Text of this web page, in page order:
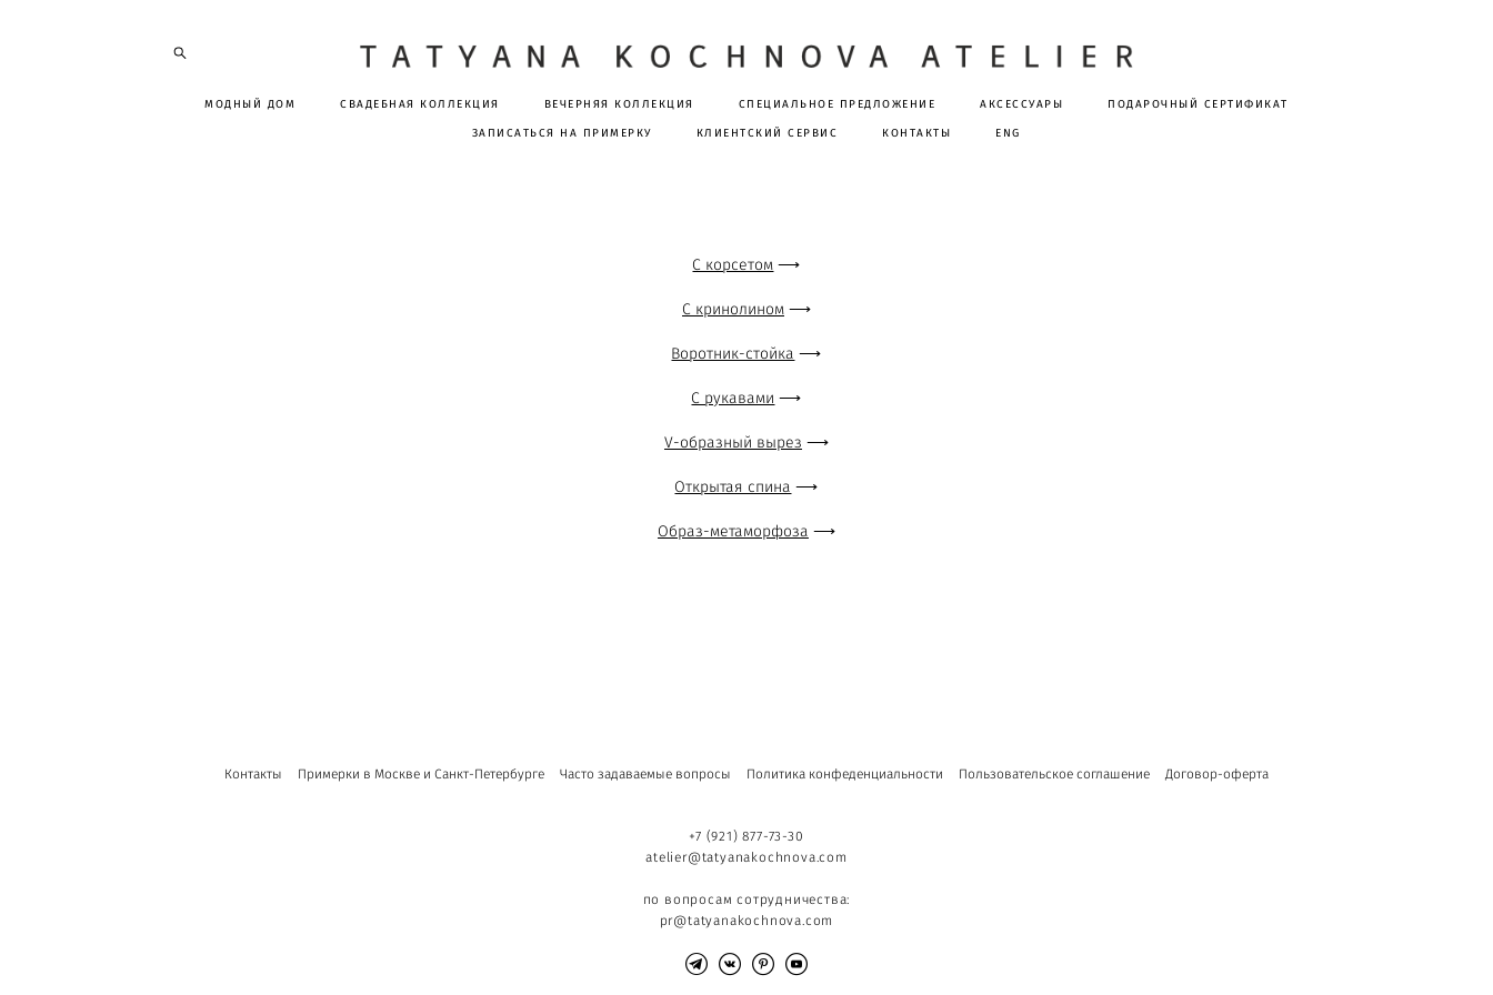
МОДНЫЙ ДОМ СВАДЕБНАЯ КОЛЛЕКЦИЯ ВЕЧЕРНЯЯ КОЛЛЕКЦИЯ СПЕЦИАЛЬНОЕ ПРЕДЛОЖЕНИЕ АКСЕССУАРЫ ПОДАРОЧНЫЙ СЕРТИФИКАТ
ЗАПИСАТЬСЯ НА ПРИМЕРКУ КЛИЕНТСКИЙ СЕРВИС КОНТАКТЫ ENG
С корсетом ⟶
С кринолином⟶
Воротник-стойка ⟶
С рукавами ⟶
V-образный вырез ⟶
Открытая спина ⟶
Образ-метаморфоза ⟶
Контакты Примерки в Москве и Санкт-Петербурге Часто задаваемые вопросы Политика конфеденциальности Пользовательское соглашение Договор-оферта
+7 (921) 877-73-30
atelier@tatyanakochnova.com
по вопросам сотрудничества:
pr@tatyanakochnova.com